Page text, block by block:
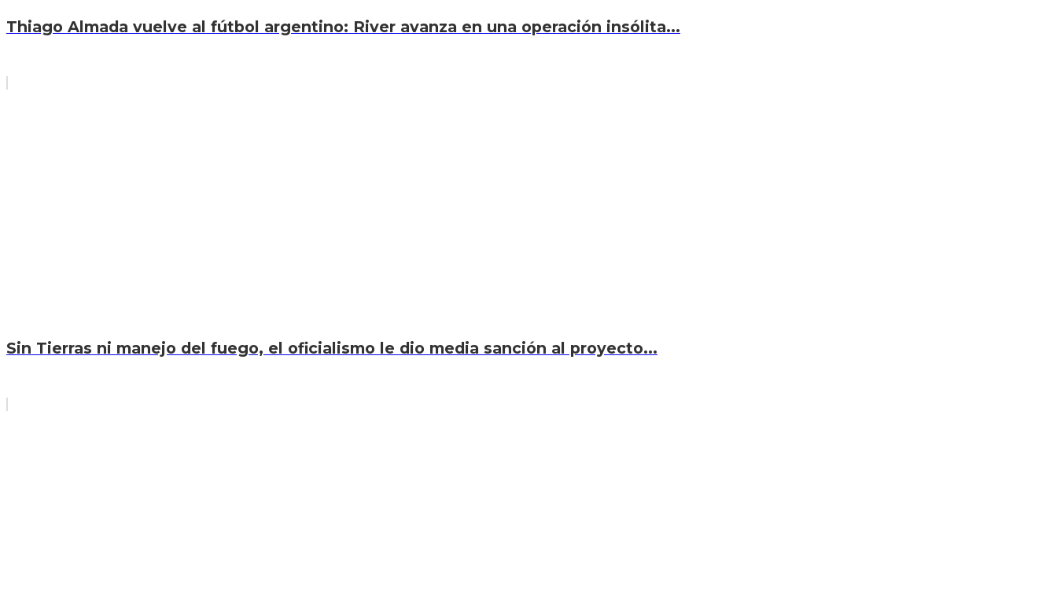
Thiago Almada vuelve al fútbol argentino: River avanza en una operación insólita...
Sin Tierras ni manejo del fuego, el oficialismo le dio media sanción al proyecto...